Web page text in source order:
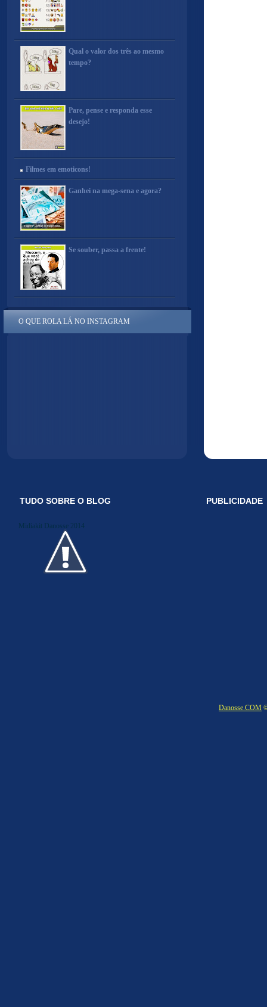
Qual o valor dos três ao mesmo
tempo?
Pare, pense e responda esse
desejo!
Filmes em emoticons!
Ganhei na mega-sena e agora?
Se souber, passa a frente!
O QUE ROLA LÁ NO INSTAGRAM
TUDO SOBRE O BLOG
Midiakit Danosse 2014
PUBLICIDADE
Danosse.COM